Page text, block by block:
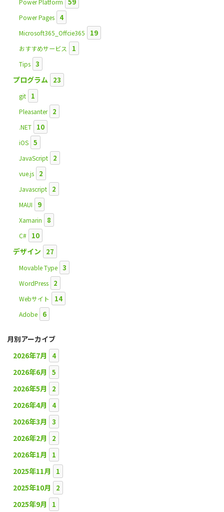
Power Platform
Power Pages 4
Microsoft365_Offcie365 19
おすすめサービス 1
Tips 3
プログラム 23
git 1
Pleasanter 2
.NET 10
iOS 5
JavaScript 2
vue.js 2
Javascript 2
MAUI 9
Xamarin 8
C# 10
デザイン 27
Movable Type 3
WordPress 2
Webサイト 14
Adobe 6
月別アーカイブ
2026年7月
4
2026年6月 5
2026年5月 2
2026年4月 4
2026年3月 3
2026年2月 2
2026年1月 1
2025年11月 1
2025年10月 2
2025年9月 1